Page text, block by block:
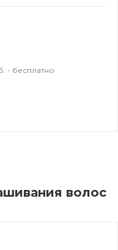
- бесплатно
волос